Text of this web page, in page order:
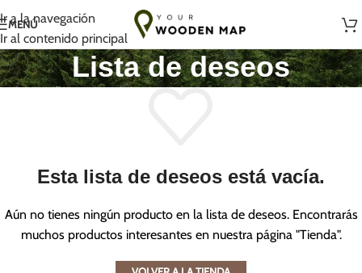
Ir a la navegación
Ir al contenido principal
Hecho a mano con amor en Lituania
MENÚ
Lista de deseos
Esta lista de deseos está vacía.
Aún no tienes ningún producto en la lista de deseos. Encontrarás
muchos productos interesantes en nuestra página "Tienda".